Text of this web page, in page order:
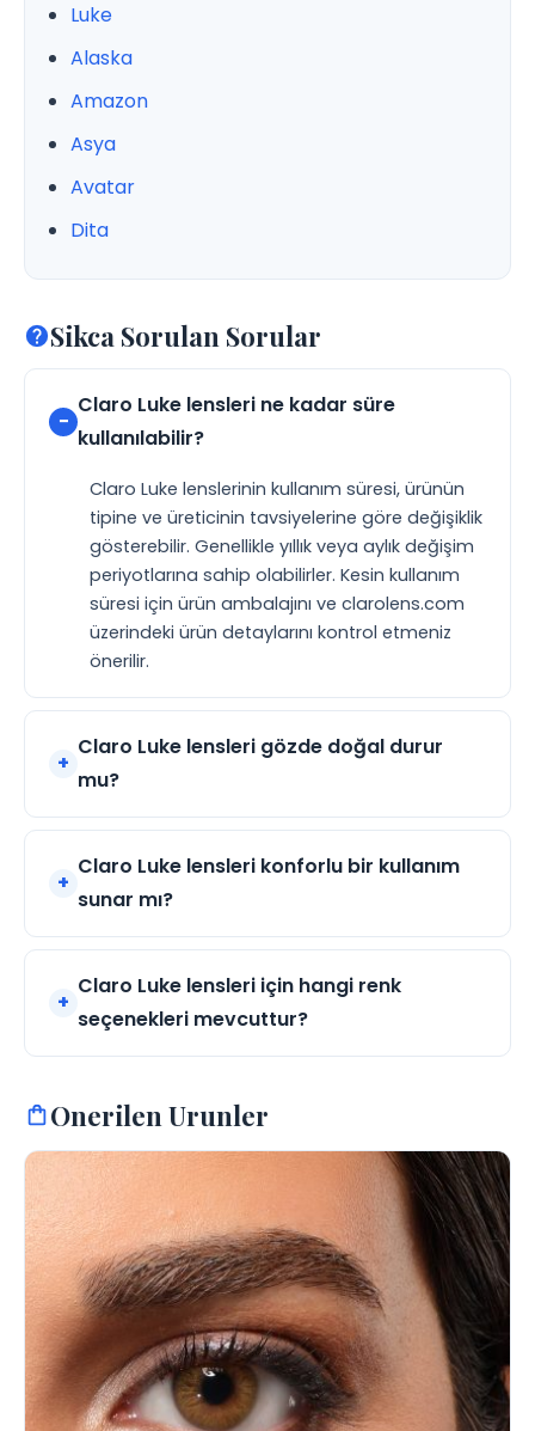
Luke
Alaska
Amazon
Asya
Avatar
Dita
Sikca Sorulan Sorular
Claro Luke lensleri ne kadar süre
kullanılabilir?
Claro Luke lenslerinin kullanım süresi, ürünün
tipine ve üreticinin tavsiyelerine göre değişiklik
gösterebilir. Genellikle yıllık veya aylık değişim
periyotlarına sahip olabilirler. Kesin kullanım
süresi için ürün ambalajını ve clarolens.com
üzerindeki ürün detaylarını kontrol etmeniz
önerilir.
Claro Luke lensleri gözde doğal durur
mu?
Claro Luke lensleri konforlu bir kullanım
sunar mı?
Claro Luke lensleri için hangi renk
seçenekleri mevcuttur?
Onerilen Urunler